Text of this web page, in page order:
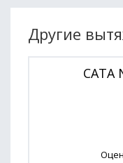
Другие
CATA